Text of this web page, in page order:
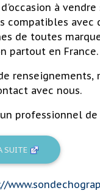
à vendre
compatibles avec
de toutes
partout en France.
renseignements,
avec nous.
professionnel de
SUITE